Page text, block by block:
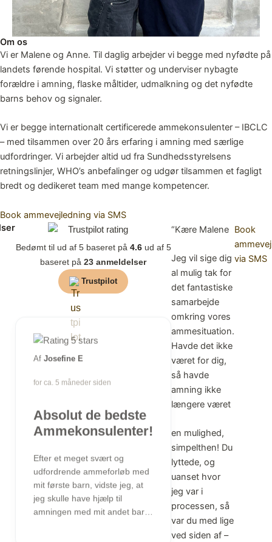
Om os
Vi er Malene og Anne. Til daglig arbejder vi begge med nyfødte på
landets førende hospital. Vi støtter og underviser nybagte
forældre i amning, flaske måltider, udmalkning og det nyfødte
barns behov og signaler.
Vi er begge internationalt certificerede ammekonsulenter – IBCLC
– med tilsammen over 20 års erfaring i amning med særlige
udfordringer. Vi arbejder altid ud fra Sundhedsstyrelsens
retningslinjer, WHO’s anbefalinger og udgør tilsammen et fagligt
bredt og dedikeret team med mange kompetencer.
Book ammevejledning via SMS
Bedømt til ud af 5 baseret på 4.6ud af 5
baseret på 23 anmeldelser
Trustpilot
Af Josefine E
for ca. 5 måneder siden
Absolut de bedste
Ammekonsulenter!
Efter et meget svært og
udfordrende ammeforløb med
mit første barn, vidste jeg, at
jeg skulle have hjælp til
amningen med mit andet barn.
“Kære Malene
Jeg vil sige dig
al mulig tak for
det fantastiske
samarbejde
omkring vores
ammesituation.
Havde det ikke
været for dig,
så havde
amning ikke
længere været
en mulighed,
simpelthen! Du
lyttede, og
uanset hvor
jeg var i
processen, så
var du med lige
ved siden af –
Book
via SMS